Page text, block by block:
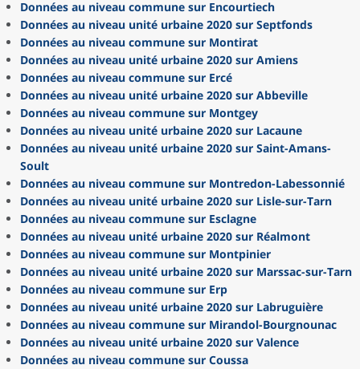
Données au niveau commune sur Encourtiech
Données au niveau unité urbaine 2020 sur Septfonds
Données au niveau commune sur Montirat
Données au niveau unité urbaine 2020 sur Amiens
Données au niveau commune sur Ercé
Données au niveau unité urbaine 2020 sur Abbeville
Données au niveau commune sur Montgey
Données au niveau unité urbaine 2020 sur Lacaune
Données au niveau unité urbaine 2020 sur Saint-Amans-
Soult
Données au niveau commune sur Montredon-Labessonnié
Données au niveau unité urbaine 2020 sur Lisle-sur-Tarn
Données au niveau commune sur Esclagne
Données au niveau unité urbaine 2020 sur Réalmont
Données au niveau commune sur Montpinier
Données au niveau unité urbaine 2020 sur Marssac-sur-Tarn
Données au niveau commune sur Erp
Données au niveau unité urbaine 2020 sur Labruguière
Données au niveau commune sur Mirandol-Bourgnounac
Données au niveau unité urbaine 2020 sur Valence
Données au niveau commune sur Coussa